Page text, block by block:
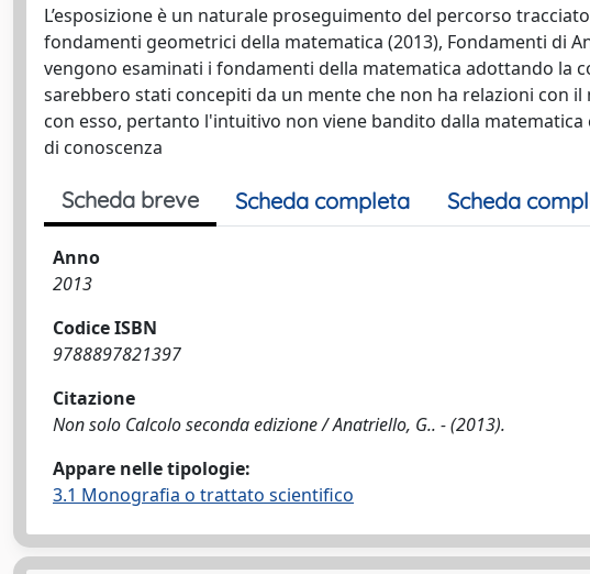
L’esposizione è un naturale proseguimento del percorso
fondamenti geometrici della matematica (2013), Fondamenti di
vengono esaminati i fondamenti della matematica adottando la
sarebbero stati concepiti da un mente che non ha relazioni con
con esso, pertanto l'intuitivo non viene bandito dalla
di conoscenza
Scheda breve Scheda completa Scheda
Anno
2013
Codice ISBN
9788897821397
Citazione
Non solo Calcolo seconda edizione / Anatriello, G.. - (2013).
Appare nelle tipologie:
3.1 Monografia o trattato scientifico